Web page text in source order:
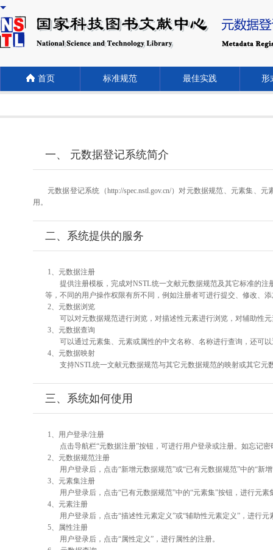
首页 标准规范 最佳实践 形
一、 元数据登记系统简介
元数据登记系统（http://spec.nstl.gov.cn/）对元数据规范、元素集
用。
二、系统提供的服务
1、元数据注册
提供注册模板，完成对NSTL统一文献元数据规范及其它标准的
等，不同的用户操作权限有所不同，例如注册者可进行提交、修改、
2、元数据浏览
可以对元数据规范进行浏览，对描述性元素进行浏览，对辅助性
3、元数据查询
可以通过元素集、元素或属性的中文名称、名称进行查询，还可
4、元数据映射
支持NSTL统一文献元数据规范与其它元数据规范的映射或其它元
三、系统如何使用
1、用户登录/注册
点击导航栏“元数据注册”按钮，可进行用户登录或注册。如忘记
2、元数据规范注册
用户登录后，点击“新增元数据规范”或“已有元数据规范”中的“新
3、元素集注册
用户登录后，点击“已有元数据规范”中的“元素集”按钮，进行元素
4、元素注册
用户登录后，点击“描述性元素定义”或“辅助性元素定义”，进行元
5、属性注册
用户登录后，点击“属性定义”，进行属性的注册。